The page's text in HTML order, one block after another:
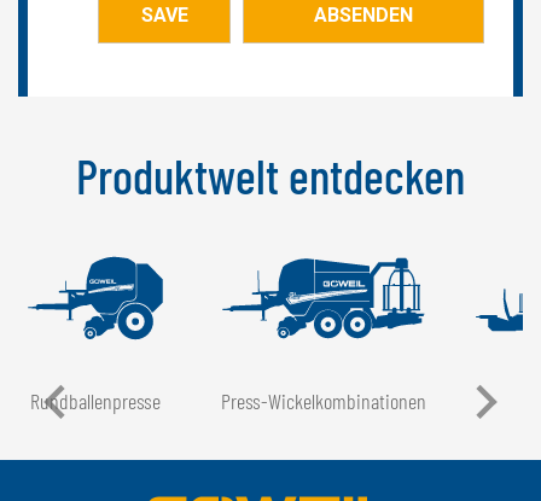
Produktwelt entdecken
Rundballen­presse Press-Wickel­kombinationen